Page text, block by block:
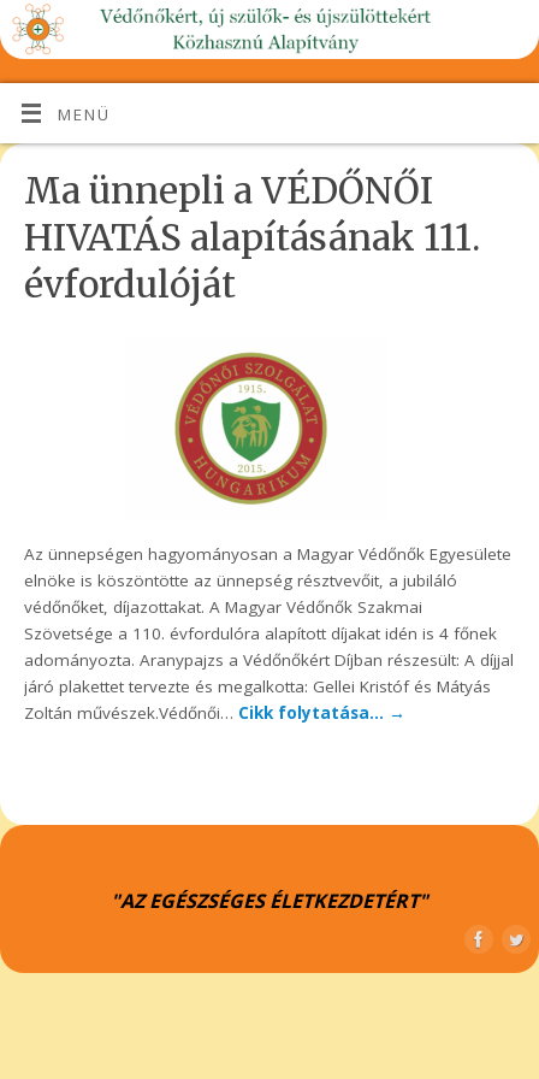
MENÜ
Ma ünnepli a VÉDŐNŐI
HIVATÁS alapításának 111.
évfordulóját
Az ünnepségen hagyományosan a Magyar Védőnők Egyesülete
elnöke is köszöntötte az ünnepség résztvevőit, a jubiláló
védőnőket, díjazottakat. A Magyar Védőnők Szakmai
Szövetsége a 110. évfordulóra alapított díjakat idén is 4 főnek
adományozta. Aranypajzs a Védőnőkért Díjban részesült: A díjjal
járó plakettet tervezte és megalkotta: Gellei Kristóf és Mátyás
Zoltán művészek.Védőnői… Cikk folytatása… →
"AZ EGÉSZSÉGES ÉLETKEZDETÉRT"